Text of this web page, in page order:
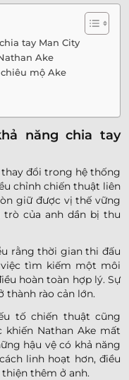
tay Man City
Ake
mộ Ake
năng chia tay
đổi trong hệ thống
chỉnh chiến thuật liên
giữ được vị thế vững
trò của anh dần bị thu
rằng thời gian thi đấu
tìm kiếm một môi
hoàn toàn hợp lý. Sự
thành rào cản lớn.
tố chiến thuật cũng
Nathan Ake mất
hậu vệ có khả năng
linh hoạt hơn, điều
thêm ở anh.